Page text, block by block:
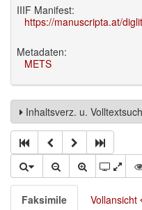
IIIF Manifest:
https://manuscripta.at/
Metadaten:
METS
Inhaltsverz. u.
Faksimile Vollansicht